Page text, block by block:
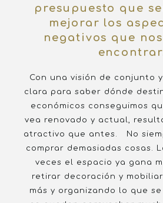
presupuesto que
mejorar los
negativos que
Con una visión de conjunto
clara para saber dónde
económicos conseguimos
vea renovado y actual,
atractivo que antes. No siempre es necesario
comprar demasiadas cosas.
veces el espacio ya gana
retirar decoración y
más y organizando lo que